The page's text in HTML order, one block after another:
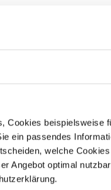
Cookies beispielsweise
ein passendes
welche
Angebot optimal
Reisen sorgenfrei